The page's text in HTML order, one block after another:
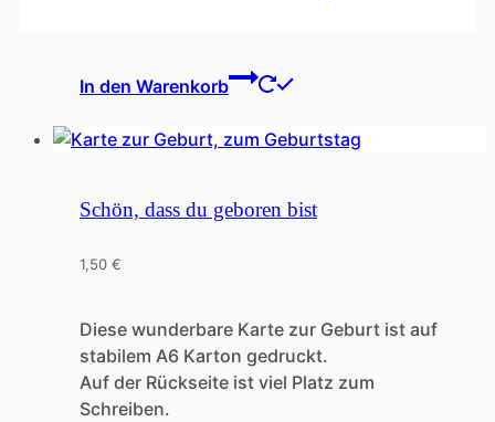
In den Warenkorb
Schön, dass du geboren bist
1,50 €
Diese wunderbare Karte zur Geburt ist auf
stabilem A6 Karton gedruckt.
Auf der Rückseite ist viel Platz zum
Schreiben.